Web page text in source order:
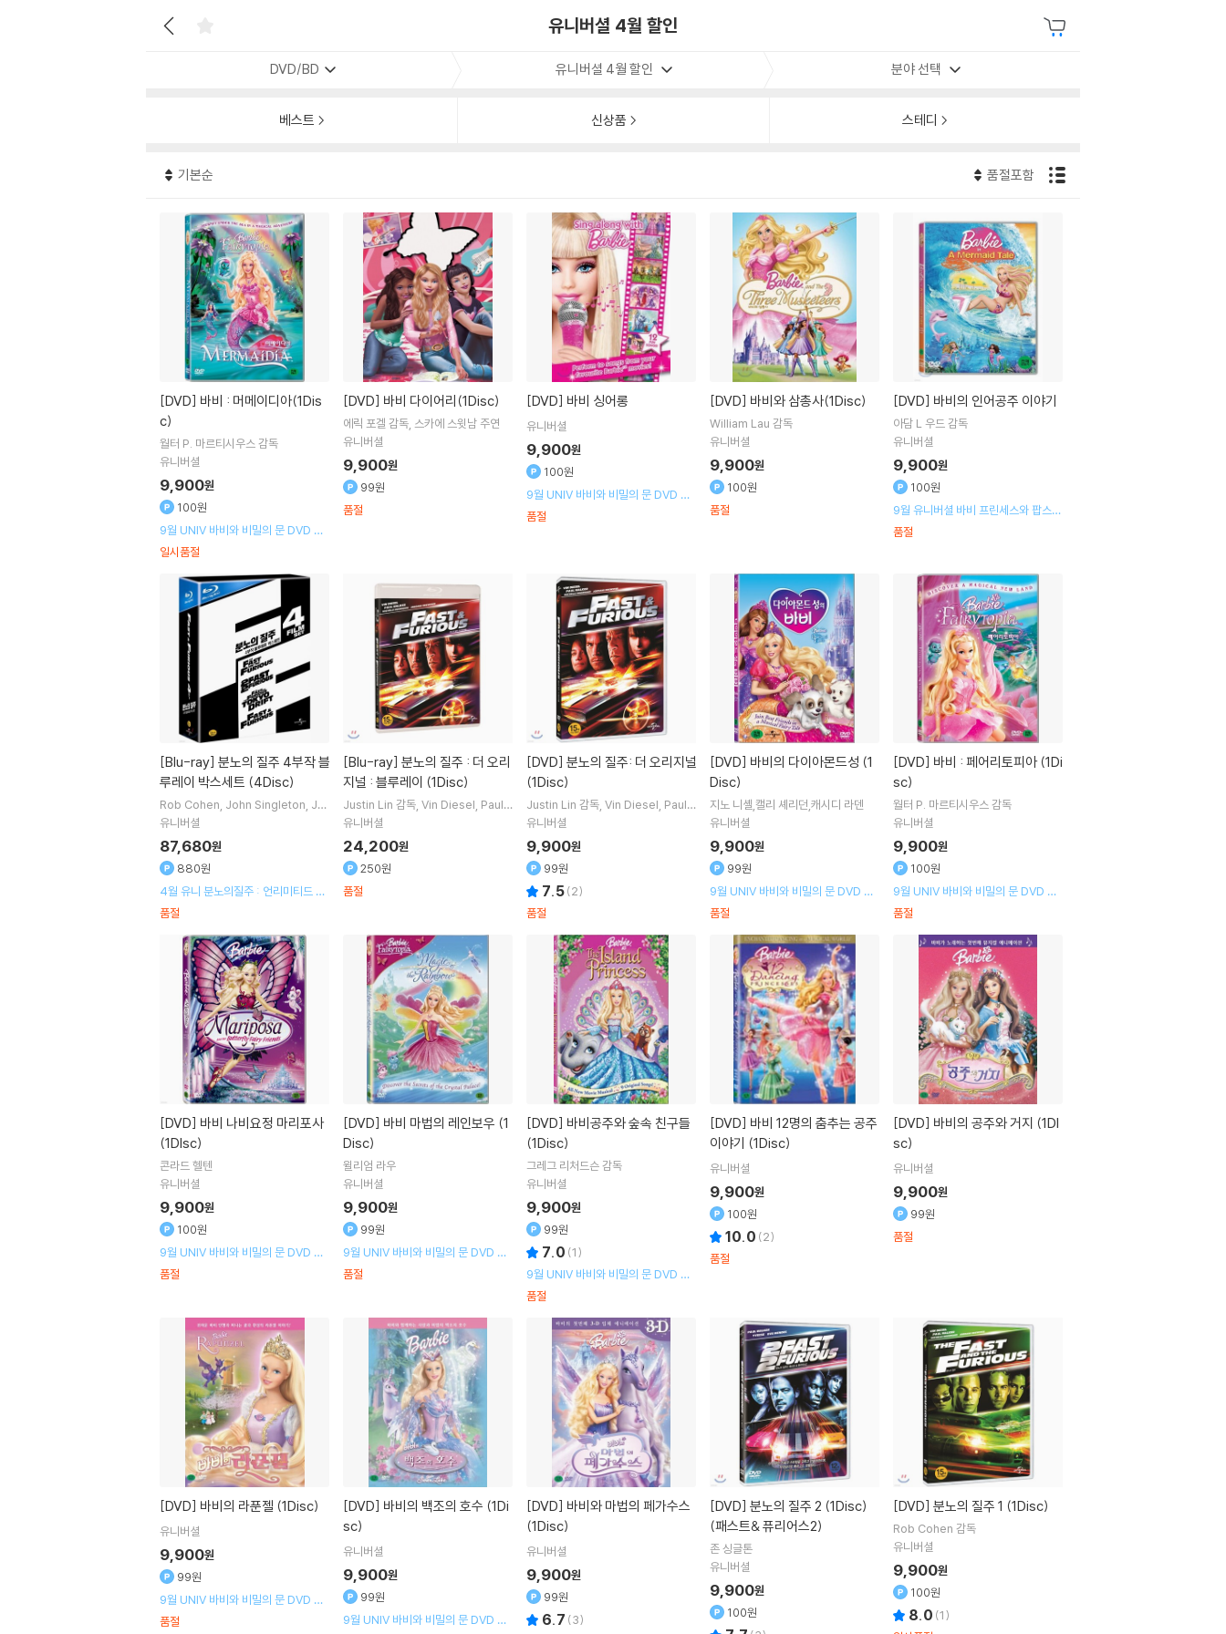
유니버셜 4월 할인
DVD/BD 유니버셜 4월 할인 분야 선택
베스트 신상품 스테디
기본순 품절포함
[DVD]
c)
월터 P. 마르티시우스 감독
유니버셜
9,900원
100원
9월 UNIV 바비와 비밀의 문 DVD 출
시기념 할인행사
일시품절
[DVD] 바비 다이어리(1Disc)
에릭 포겔 감독 스카에 스윗남주연
유니버셜
9,900원
99원
품절
[DVD] 바비 싱어롱
유니버셜
9,900원
100원
9월 UNIV 바비와 비밀의 문 DVD 출
시기념 할인행사
품절
[DVD] 바비와 삼총사(1Disc)
William Lau 감독
유니버셜
9,900원
100원
품절
[DVD] 바비의 인어공주 이야기
아담 L 우드 감독
유니버셜
9,900원
100원
9월 유니버셜 바비 프린세스와 팝스타
출시기념 할인행사
품절
[Blu-ray]
루레이 박스세트 (4Disc)
Rob Cohen John Singleton Jus
tin Lin감독
유니버셜
87,680원
880원
4월 유니 분노의질주 : 언리미티드 개
봉기념 행사
품절
[Blu-ray]
지널 : 블루레이 (1Disc)
Justin Lin 감독 Vin Diesel Paul
Walker주연
유니버셜
24,200원
250원
품절
[DVD]
(1Disc)
Justin Lin 감독 Vin Diesel Paul
Walker주연
유니버셜
9,900원
99원
7.5(2)
품절
[DVD]
Disc)
지노 니셸,캘리 셰리던,캐시디 라덴
유니버셜
9,900원
99원
9월 UNIV 바비와 비밀의 문 DVD 출
시기념 할인행사
품절
[DVD]
sc)
월터 P. 마르티시우스 감독
유니버셜
9,900원
100원
9월 UNIV 바비와 비밀의 문 DVD 출
시기념 할인행사
품절
[DVD]
(1DIsc)
콘라드 헬텐
유니버셜
9,900원
100원
9월 UNIV 바비와 비밀의 문 DVD 출
시기념 할인행사
품절
[DVD]
Disc)
윌리엄 라우
유니버셜
9,900원
99원
9월 UNIV 바비와 비밀의 문 DVD 출
시기념 할인행사
품절
[DVD]
(1Disc)
그레그 리처드슨감독
유니버셜
9,900원
99원
7.0 (1)
9월 UNIV 바비와 비밀의 문 DVD 출
시기념 할인행사
품절
[DVD]
이야기 (1Disc)
유니버셜
9,900원
100원
10.0 (2)
품절
[DVD]
sc)
유니버셜
9,900원
99원
품절
[DVD] 바비의 라푼젤 (1Disc)
유니버셜
9,900원
99원
9월 UNIV 바비와 비밀의 문 DVD 출
시기념 할인행사
품절
[DVD]
sc)
유니버셜
9,900원
99원
9월 UNIV 바비와 비밀의 문 DVD 출
[DVD]
(1Disc)
유니버셜
9,900원
99원
6.7 (3)
[DVD]
(패스트& 퓨리어스2)
존 싱글톤
유니버셜
9,900원
100원
[DVD] 분노의 질주 1 (1Disc)
Rob Cohen 감독
유니버셜
9,900원
100원
8.0 (1)